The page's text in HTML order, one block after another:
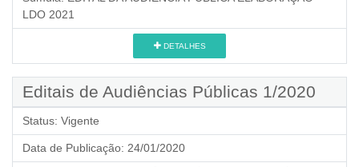
LDO 2021
DETALHES
Editais de Audiências Públicas 1/2020
Status: Vigente
Data de Publicação: 24/01/2020